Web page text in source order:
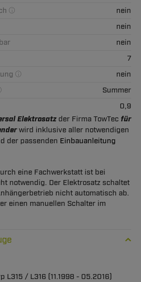
nein
nein
nein
7
nein
Summer
0,9
Elektrosatz der Firma TowTec für
wird inklusive aller notwendigen
der passenden Einbauanleitung
eine Fachwerkstatt ist bei
notwendig. Der Elektrosatz schaltet
nicht automatisch ab.
einen manuellen Schalter im
L315 / L316 (11.1998 - 05.2016)